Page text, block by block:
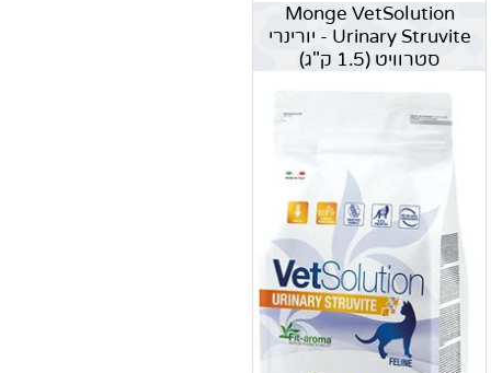
Monge VetSolution
Urinary Struvite - יורינרי
סטרוויט (1.5 ק"ג)